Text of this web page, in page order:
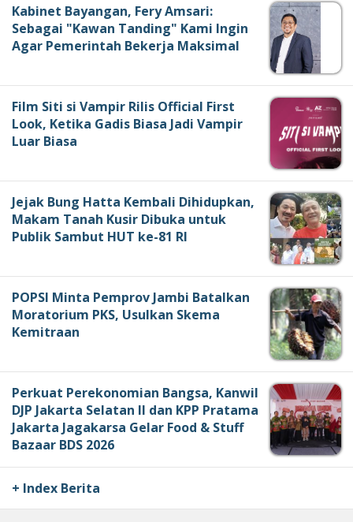
Kabinet Bayangan, Fery Amsari:
Sebagai "Kawan Tanding" Kami Ingin
Agar Pemerintah Bekerja Maksimal
Film Siti si Vampir Rilis Official First
Look, Ketika Gadis Biasa Jadi Vampir
Luar Biasa
Jejak Bung Hatta Kembali Dihidupkan,
Makam Tanah Kusir Dibuka untuk
Publik Sambut HUT ke-81 RI
POPSI Minta Pemprov Jambi Batalkan
Moratorium PKS, Usulkan Skema
Kemitraan
Perkuat Perekonomian Bangsa, Kanwil
DJP Jakarta Selatan II dan KPP Pratama
Jakarta Jagakarsa Gelar Food & Stuff
Bazaar BDS 2026
+ Index Berita